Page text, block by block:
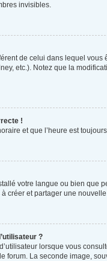
invisibles.
de celui dans lequel vous
etc.). Notez que la
!
et que l’heure est
votre langue ou bien
créer et partager une
?
lorsque vous
forum. La seconde image,